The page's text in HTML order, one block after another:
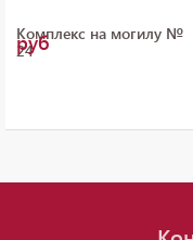
Комплекс на могилу №
24
руб